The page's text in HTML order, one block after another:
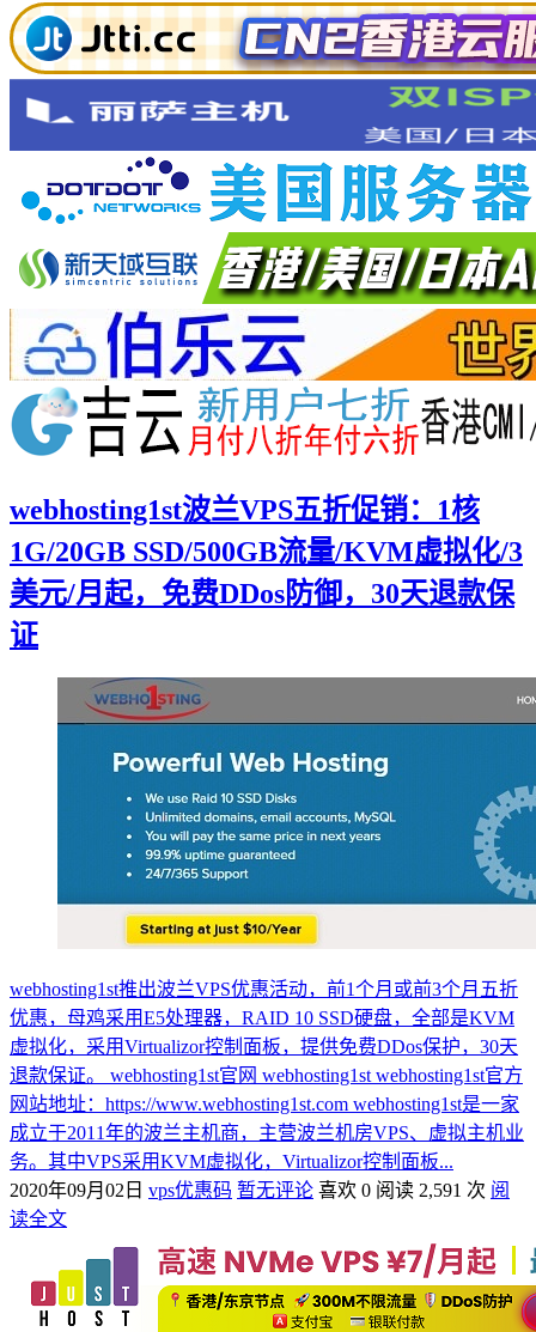
webhosting1st波兰VPS五折促销：1核
1G/20GB SSD/500GB流量/KVM虚拟化/3
美元/月起，免费DDos防御，30天退款保
证
webhosting1st推出波兰VPS优惠活动，前1个月或前3个月五折
优惠，母鸡采用E5处理器，RAID 10 SSD硬盘，全部是KVM
虚拟化，采用Virtualizor控制面板，提供免费DDos保护，30天
退款保证。 webhosting1st官网 webhosting1st webhosting1st官方
网站地址：https://www.webhosting1st.com webhosting1st是一家
成立于2011年的波兰主机商，主营波兰机房VPS、虚拟主机业
务。其中VPS采用KVM虚拟化，Virtualizor控制面板...
2020年09月02日 vps优惠码 暂无评论 喜欢 0 阅读 2,591 次 阅
读全文